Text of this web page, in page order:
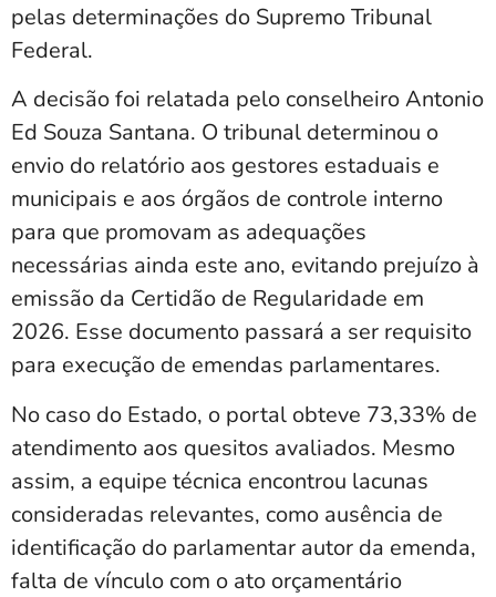
pelas determinações do Supremo Tribunal
Federal.
A decisão foi relatada pelo conselheiro Antonio
Ed Souza Santana. O tribunal determinou o
envio do relatório aos gestores estaduais e
municipais e aos órgãos de controle interno
para que promovam as adequações
necessárias ainda este ano, evitando prejuízo à
emissão da Certidão de Regularidade em
2026. Esse documento passará a ser requisito
para execução de emendas parlamentares.
No caso do Estado, o portal obteve 73,33% de
atendimento aos quesitos avaliados. Mesmo
assim, a equipe técnica encontrou lacunas
consideradas relevantes, como ausência de
identificação do parlamentar autor da emenda,
falta de vínculo com o ato orçamentário